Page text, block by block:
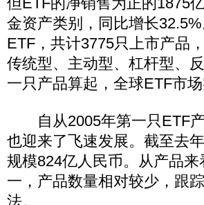
金资产类别，同比增长
ETF，共计3775只上市产品
传统型、主动型、杠杆型、
一只产品算起，全球ETF市
自从2005年第一只ETF产
也迎来了飞速发展。截至去
规模824亿人民币。从产品
一，产品数量相对较少，跟
法。